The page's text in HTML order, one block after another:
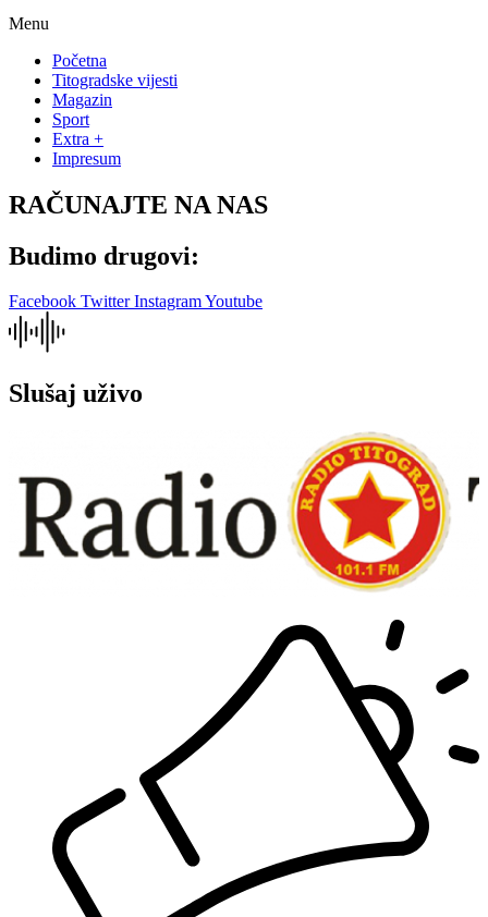
Menu
Početna
Titogradske vijesti
Magazin
Sport
Extra +
Impresum
RAČUNAJTE NA NAS
Budimo drugovi:
Facebook Twitter InstagramYoutube
Slušaj uživo